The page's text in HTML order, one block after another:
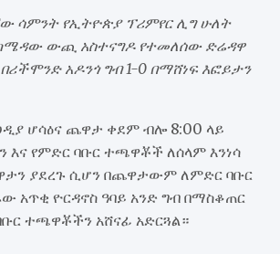
ሳምንት የኢትዮጵያ ፕሪምየር ሊግ ሁለት
ውጪ አስተናግዶ የተመለሰው ድሬዳዋ
አዶንጎ ግብ 1-0 በማሸነፍ እፎይታን
ሆሳዕና ጨዋታ ቀደም ብሎ 8:00 ላይ
እና የምድር ባቡር ተጫዋቾች ለሰላም እንነሳ
ያደረጉ ሲሆን በጨዋታውም ለምድር ባቡር
አጥቂ ዮርዳኖስ ዓባይ አንድ ግብ በማስቆጠር
ተጫዋቾችን አሸናፊ አድርጓል።